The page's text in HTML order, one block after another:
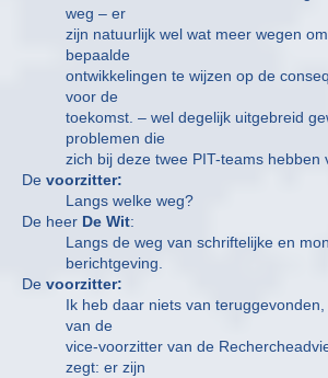
weg – er
zijn natuurlijk wel wat meer wegen
bepaalde
ontwikkelingen te wijzen op de
voor de
toekomst. – wel degelijk uitgebreid
problemen die
zich bij deze twee PIT-teams hebben
De voorzitter:
Langs welke weg?
De heer De Wit:
Langs de weg van schriftelijke en
berichtgeving.
De voorzitter:
Ik heb daar niets van
van de
vice-voorzitter van de
zegt: er zijn